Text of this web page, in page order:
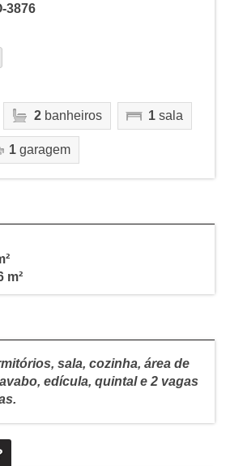
3876
2banheiros 1sala
1garagem
m²
sala, cozinha, área de
edícula, quintal e 2 vagas